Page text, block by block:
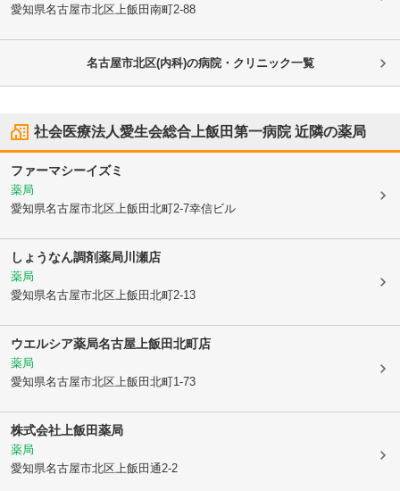
愛知県名古屋市北区 上飯田南町2-88
名古屋市北区(内科)の病院・クリニック一覧
社会医療法人愛生会総合上飯田第一病院近隣の薬局
ファーマシーイズミ
薬局
愛知県名古屋市北区 上飯田北町2-7幸信ビル
しょうなん調剤薬局川瀬店
薬局
愛知県名古屋市北区 上飯田北町2-13
ウエルシア薬局名古屋上飯田北町店
薬局
愛知県名古屋市北区 上飯田北町1-73
株式会社上飯田薬局
薬局
愛知県名古屋市北区 上飯田通2-2